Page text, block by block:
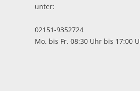
unter:
02151-9352724
Mo. bis Fr. 08:30 Uhr bis 17:00